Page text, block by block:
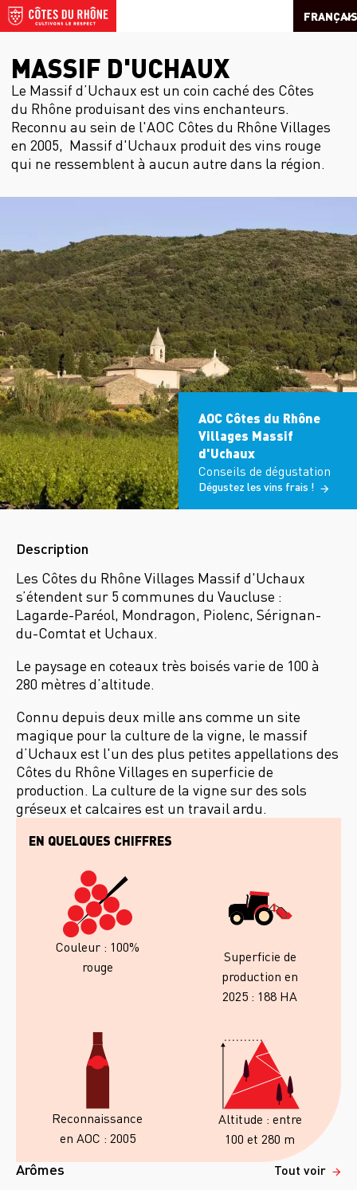
FRANÇAIS
MASSIF D'UCHAUX
Le Massif d’Uchaux est un coin caché des Côtes
du Rhône produisant des vins enchanteurs.
Reconnu au sein de l'AOC Côtes du Rhône Villages
en 2005, Massif d'Uchaux produit des vins rouge
qui ne ressemblent à aucun autre dans la région.
AOC Côtes du Rhône
Villages Massif
d'Uchaux
Conseils de dégustation
Dégustez les vins frais !
Description
Les Côtes du Rhône Villages Massif d'Uchaux
s’étendent sur 5 communes du Vaucluse :
Lagarde-Paréol, Mondragon, Piolenc, Sérignan-
du-Comtat et Uchaux.
Le paysage en coteaux très boisés varie de 100 à
280 mètres d’altitude.
Connu depuis deux mille ans comme un site
magique pour la culture de la vigne, le massif
d’Uchaux est l'un des plus petites appellations des
Côtes du Rhône Villages en superficie de
production. La culture de la vigne sur des sols
gréseux et calcaires est un travail ardu.
EN QUELQUES CHIFFRES
Couleur : 100%
rouge
Superficie de
production en
2025 : 188 HA
Reconnaissance
en AOC : 2005
Altitude : entre
100 et 280 m
Arômes Tout voir